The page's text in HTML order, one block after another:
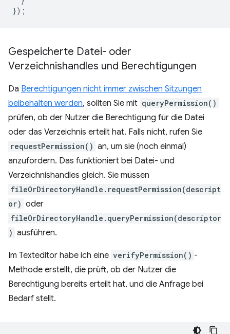
});
Gespeicherte Datei- oder
Verzeichnishandles und Berechtigungen
Da Berechtigungen nicht immer zwischen Sitzungen
beibehalten werden, sollten Sie mit queryPermission()
prüfen, ob der Nutzer die Berechtigung für die Datei
oder das Verzeichnis erteilt hat. Falls nicht, rufen Sie
requestPermission() an, um sie (noch einmal)
anzufordern. Das funktioniert bei Datei- und
Verzeichnishandles gleich. Sie müssen
fileOrDirectoryHandle.requestPermission(descript
or) oder
fileOrDirectoryHandle.queryPermission(descriptor
) ausführen.
Im Texteditor habe ich eine verifyPermission() -
Methode erstellt, die prüft, ob der Nutzer die
Berechtigung bereits erteilt hat, und die Anfrage bei
Bedarf stellt.